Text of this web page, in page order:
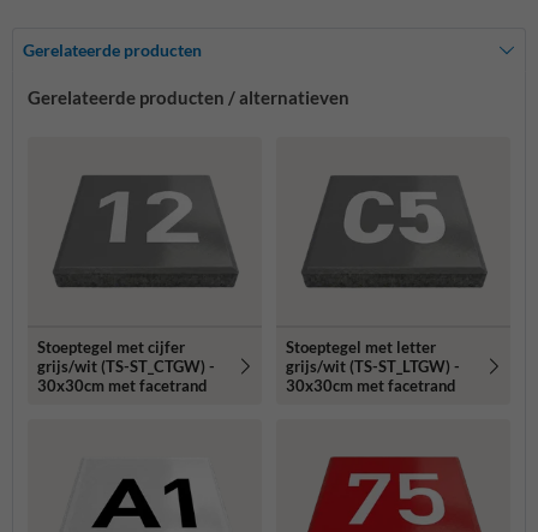
Gerelateerde producten
Gerelateerde producten / alternatieven
Stoeptegel met cijfer
grijs/wit (TS-ST_CTGW) -
30x30cm met facetrand
Stoeptegel met letter
grijs/wit (TS-ST_LTGW) -
30x30cm met facetrand